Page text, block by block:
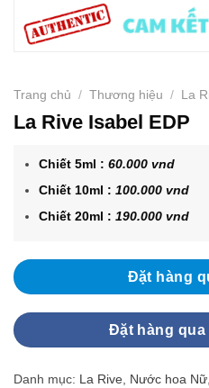
Trang chủ / Thương hiệu / La
La Rive Isabel EDP
Chiết 5ml :60.000 vnd
Chiết 10ml :100.000 vnd
Chiết 20ml :190.000 vnd
Đặt hàng
Đặt hàng
Danh mục: La Rive Nước hoa Nữ